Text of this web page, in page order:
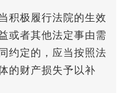
积极履行法院的生效
或者其他法定事由需
约定的，应当按照法
的财产损失予以补